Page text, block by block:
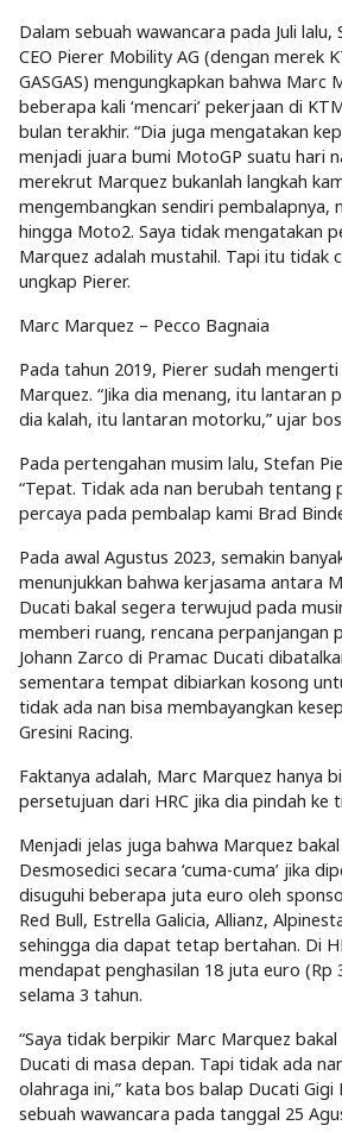
Dalam sebuah wawancara pada Juli lalu,
CEO Pierer Mobility AG (dengan merek
GASGAS) mengungkapkan bahwa Marc
beberapa kali ‘mencari’ pekerjaan di
bulan terakhir. “Dia juga mengatakan
menjadi juara bumi MotoGP suatu hari
merekrut Marquez bukanlah langkah
mengembangkan sendiri pembalapnya,
hingga Moto2. Saya tidak mengatakan
Marquez adalah mustahil. Tapi itu tidak
ungkap Pierer.
Marc Marquez – Pecco Bagnaia
Pada tahun 2019, Pierer sudah
Marquez. “Jika dia menang, itu lantaran
dia kalah, itu lantaran motorku,” ujar
Pada pertengahan musim lalu, Stefan
“Tepat. Tidak ada nan berubah tentang
percaya pada pembalap kami Brad
Pada awal Agustus 2023, semakin
menunjukkan bahwa kerjasama antara
Ducati bakal segera terwujud pada
memberi ruang, rencana perpanjangan
Johann Zarco di Pramac Ducati
sementara tempat dibiarkan kosong
tidak ada nan bisa membayangkan
Gresini Racing.
Faktanya adalah, Marc Marquez hanya
persetujuan dari HRC jika dia pindah ke
Menjadi jelas juga bahwa Marquez
Desmosedici secara ‘cuma-cuma’ jika
disuguhi beberapa juta euro oleh
Red Bull, Estrella Galicia, Allianz,
sehingga dia dapat tetap bertahan. Di
mendapat penghasilan 18 juta euro (Rp
selama 3 tahun.
“Saya tidak berpikir Marc Marquez
Ducati di masa depan. Tapi tidak ada
olahraga ini,” kata bos balap Ducati Gigi
sebuah wawancara pada tanggal 25